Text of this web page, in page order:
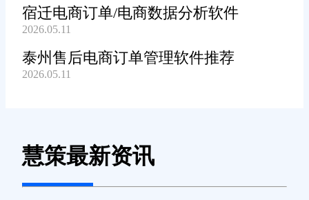
宿迁电商订单/电商数据分析软件
2026.05.11
泰州售后电商订单管理软件推荐
2026.05.11
慧策最新资讯